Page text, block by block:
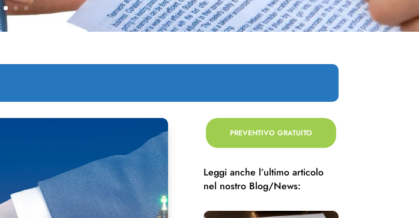
PREVENTIVO GRATUITO
Leggi anche l’ultimo articolo
nel nostro Blog/News: